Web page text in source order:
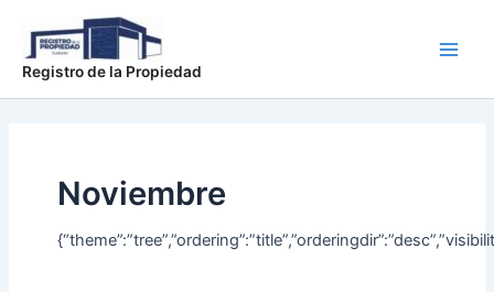
contenido
Registro de la Propiedad
Noviembre
por: